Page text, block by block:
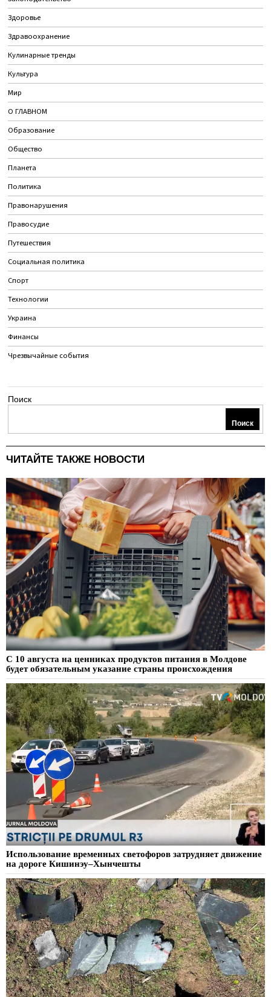
Здоровье
Здравоохранение
Кулинарные тренды
Культура
Мир
О ГЛАВНОМ
Образование
Общество
Планета
Политика
Правонарушения
Правосудие
Путешествия
Социальная политика
Спорт
Технологии
Украина
Финансы
Чрезвычайные события
Поиск
Поиск
ЧИТАЙТЕ ТАКЖЕ НОВОСТИ
С 10 августа на ценниках продуктов питания в Молдове
будет обязательным указание страны происхождения
Использование временных светофоров затрудняет движение
на дороге Кишинэу–Хынчешты